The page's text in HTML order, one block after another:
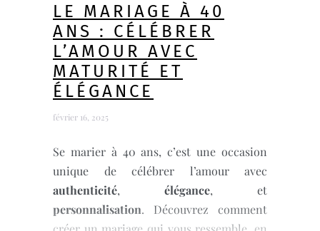
LE MARIAGE À 40
ANS : CÉLÉBRER
L’AMOUR AVEC
MATURITÉ ET
ÉLÉGANCE
février 16, 2025
Se marier à 40 ans, c’est une occasion
unique de célébrer l’amour avec
authenticité, élégance, et
personnalisation. Découvrez comment